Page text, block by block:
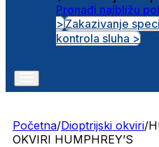
Pronađi najbližu
>Zakazivanje
kontrola sluha >
Početna/Dioptrijski okviri/
OKVIRI HUMPHREY’S